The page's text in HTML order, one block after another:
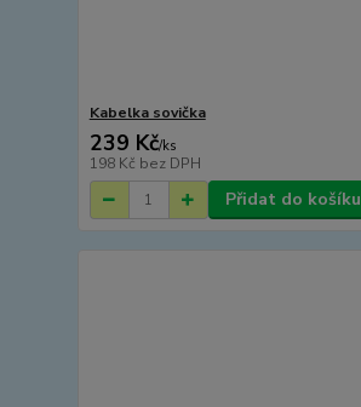
Kabelka sovička
239 Kč/ks
198 Kč bez DPH
Přidat do košíku